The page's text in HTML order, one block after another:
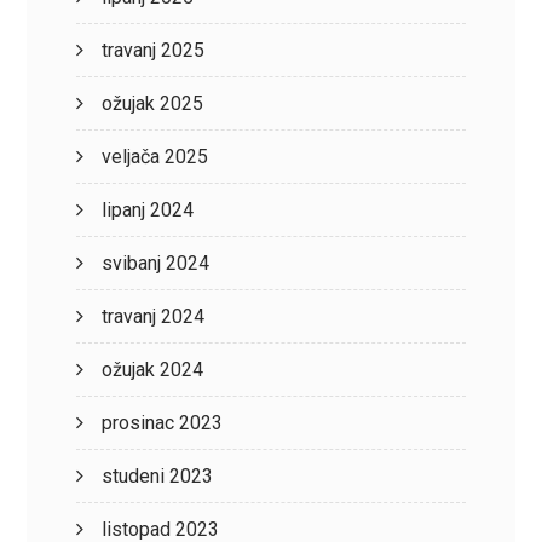
travanj 2025
ožujak 2025
veljača 2025
lipanj 2024
svibanj 2024
travanj 2024
ožujak 2024
prosinac 2023
studeni 2023
listopad 2023